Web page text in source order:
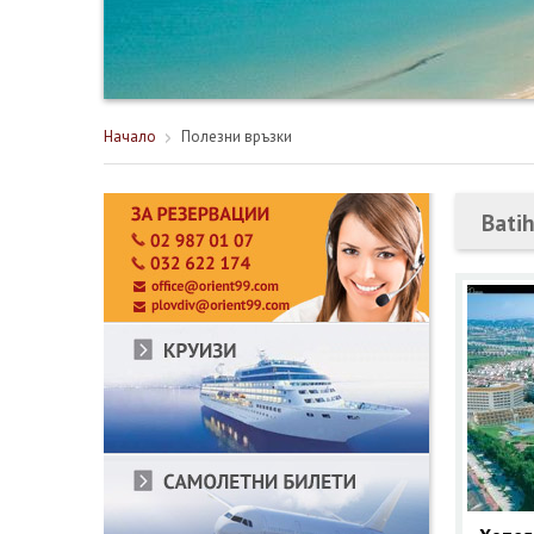
Начало Полезни връзки